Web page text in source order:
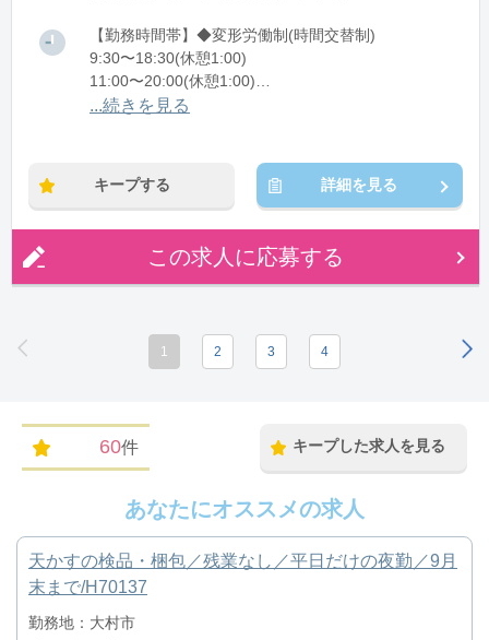
【勤務時間帯】◆変形労働制(時間交替制)
9:30〜18:30(休憩1:00)
11:00〜20:00(休憩1:00)
12:30〜21:30(休憩1:00)
...続きを見る
キープする 詳細を見る
この求人に応募する
1 2 3 4
60件 キープした求人を見る
あなたにオススメの求人
天かすの検品・梱包／残業なし／平日だけの夜勤／9月
末まで/H70137
勤務地：大村市